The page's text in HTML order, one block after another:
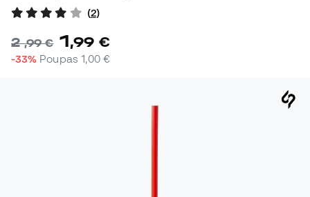
(2)
2,99 € 1,99 €
-33% Poupas 1,00 €